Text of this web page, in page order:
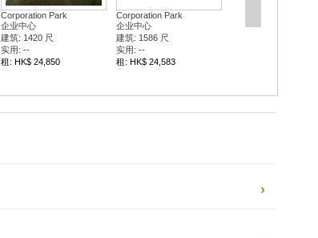
Corporation Park
企业中心
建筑: 1420 尺
实用: --
租: HK$ 24,850
Corporation Park
企业中心
建筑: 1586 尺
实用: --
租: HK$ 24,583